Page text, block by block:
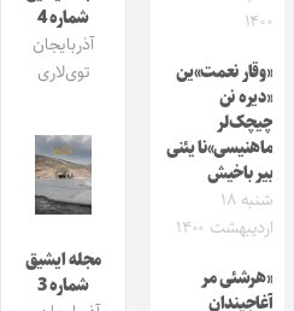
۱۴۰۰
«وقار نعمت»ین
«دیره نن
چیچک‌لر
ماهنیسی»نا یئنی
بیر باخیش
شنبه ۱۸
اردیبهشت ۱۴۰۰
«هرشئی مر
آغاجیندان
شماره 4
آذربایجان
توی‌لاری
مجله ایشیق
شماره 3